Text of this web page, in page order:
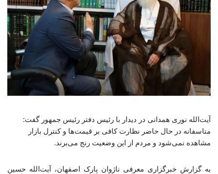
آیت‌الله نوری همدانی در دیدار با رئیس دفتر رئیس جمهور گفت:
متاسفانه در حال حاضر نظارت کافی بر قیمت‌ها و کنترل بازار
مشاهده نمی‌شود و مردم از این وضعیت رنج می‌برند.
به گزارش خبرگزاری معرفی ناژوان پارک اصفهان، آیت‌الله حسین